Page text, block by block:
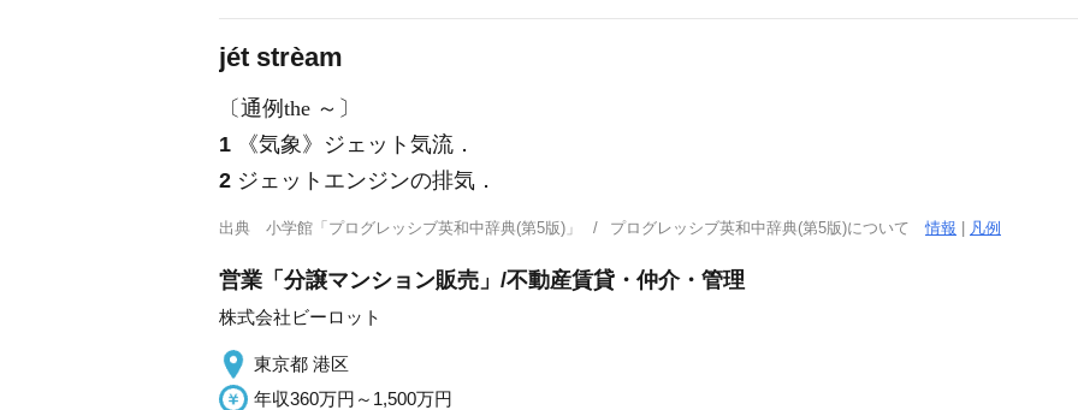
jét strèam
〔通例the ～〕
1
《気象》 ジェット気流 ．
2 ジェットエンジンの排気 ．
出典 小学館「プログレッシブ英和中辞典(第5版)」 プログレッシブ英和中辞典(第5版)について情報 凡例
営業「分譲マンション販売」/不動産賃貸・仲介・管理
株式会社ビーロット
東京都 港区
年収360万円～1,500万円